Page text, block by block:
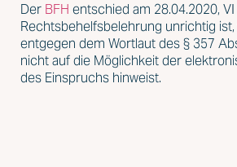
Der BFH entschied am 28.04.2020,
Rechtsbehelfsbelehrung unrichtig
entgegen dem Wortlaut des § 357
nicht auf die Möglichkeit der
des Einspruchs hinweist.